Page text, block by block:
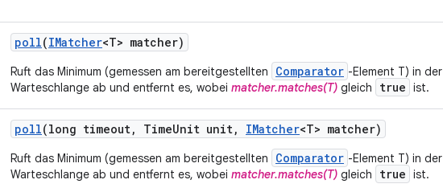
poll(IMatcher<T> matcher)
Ruft das Minimum (gemessen am bereitgestellten Comparator -Element T) in der
Warteschlange ab und entfernt es, wobei matcher.matches(T) gleich true ist.
poll(long timeout, TimeUnit unit, IMatcher<T> matcher)
Ruft das Minimum (gemessen am bereitgestellten Comparator -Element T) in der
Warteschlange ab und entfernt es, wobei matcher.matches(T) gleich true ist.